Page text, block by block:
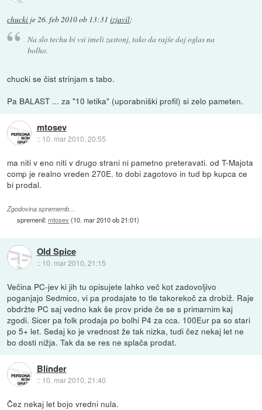
chucki je26. feb 2010 ob 13:31 izjavil:
Na slo techu bi vsi imeli zastonj, tako da rajše daj oglas na
bolho.
chucki se čist strinjam s tabo.
Pa BALAST ... za "10 letika" (uporabniški profil) si zelo pameten.
mtosev
:: 10. mar 2010, 20:55
ma niti v eno niti v drugo strani ni pametno preteravati. od T-Majota
comp je realno vreden 270E. to dobi zagotovo in tud bp kupca ce
bi prodal.
Zgodovina sprememb…
spremenil:mtosev(10. mar 2010 ob 21:01)
Old Spice
:: 10. mar 2010, 21:15
Večina PC-jev ki jih tu opisujete lahko več kot zadovoljivo
poganjajo Sedmico, vi pa prodajate to tle takorekoč za drobiž. Raje
obdržte PC saj vedno kak še prov pride če se s primarnim kaj
zgodi. Sicer pa folk prodaja po bolhi P4 za cca. 100Eur pa so stari
po 5+ let. Sedaj ko je vrednost že tak nizka, tudi čez nekaj let ne
bo dosti nižja. Tak da se res ne splača prodat.
Blinder
:: 10. mar 2010, 21:40
Čez nekaj let bojo vredni nula.